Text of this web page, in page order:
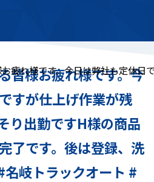
皆様お疲れ様です。今
すが仕上げ作業が残
り出勤ですH様の商品
了です。後は登録、洗
岐トラックオート #